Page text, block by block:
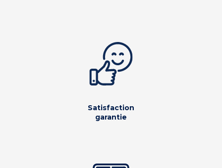
Satisfaction
garantie